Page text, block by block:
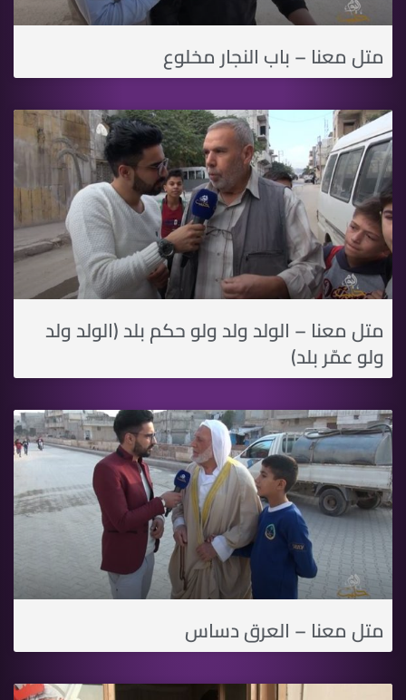
متل معنا – باب النجار مخلوع
متل معنا – الولد ولد ولو حكم بلد (الولد ولد
ولو عمّر بلد)
متل معنا – العرق دساس